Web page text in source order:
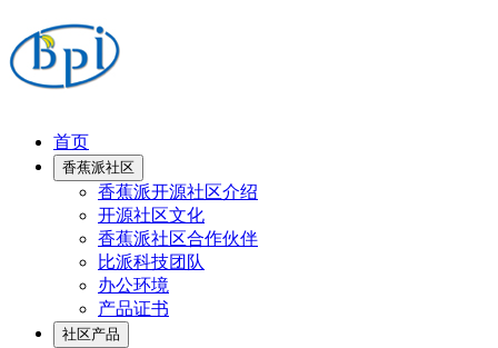
首页
香蕉派社区
香蕉派开源社区介绍
开源社区文化
香蕉派社区合作伙伴
比派科技团队
办公环境
产品证书
社区产品